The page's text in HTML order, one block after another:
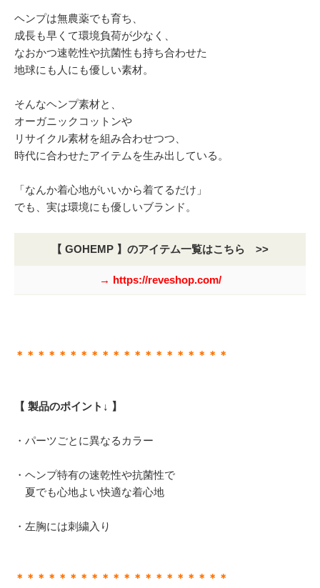
ヘンプは無農薬でも育ち、
成長も早くて環境負荷が少なく、
なおかつ速乾性や抗菌性も持ち合わせた
地球にも人にも優しい素材。
そんなヘンプ素材と、
オーガニックコットンや
リサイクル素材を組み合わせつつ、
時代に合わせたアイテムを生み出している。
「なんか着心地がいいから着てるだけ」
でも、実は環境にも優しいブランド。
【 GOHEMP 】のアイテム一覧はこちら >>
→ https://reveshop.com/
＊＊＊＊＊＊＊＊＊＊＊＊＊＊＊＊＊＊＊＊
【 製品のポイント↓ 】
・パーツごとに異なるカラー
・ヘンプ特有の速乾性や抗菌性で
夏でも心地よい快適な着心地
・左胸には刺繍入り
＊＊＊＊＊＊＊＊＊＊＊＊＊＊＊＊＊＊＊＊